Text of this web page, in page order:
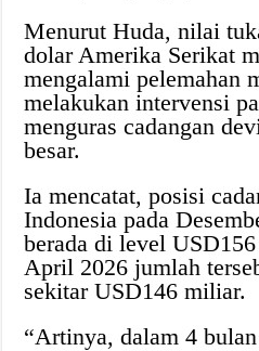
Menurut Huda, nilai
dolar Amerika Serikat
mengalami pelemahan
melakukan intervensi
menguras cadangan
besar.
Ia mencatat, posisi
Indonesia pada
berada di level
April 2026 jumlah
sekitar USD146 miliar.
“Artinya, dalam 4